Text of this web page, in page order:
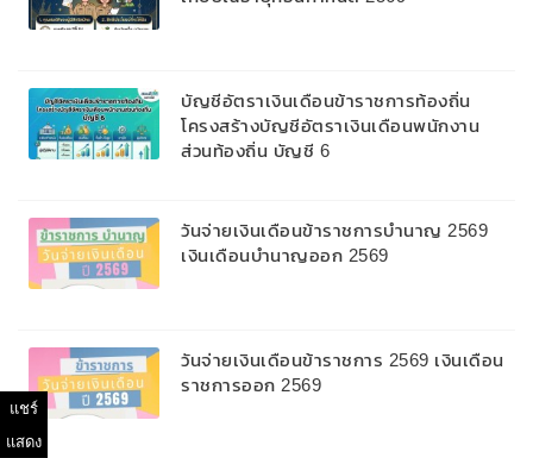
บัญชีอัตราเงินเดือนข้าราชการท้องถิ่น
โครงสร้างบัญชีอัตราเงินเดือนพนักงาน
ส่วนท้องถิ่น บัญชี 6
วันจ่ายเงินเดือนข้าราชการบํานาญ 2569
เงินเดือนบำนาญออก 2569
วันจ่ายเงินเดือนข้าราชการ 2569 เงินเดือน
ราชการออก 2569
แชร์
แสดง